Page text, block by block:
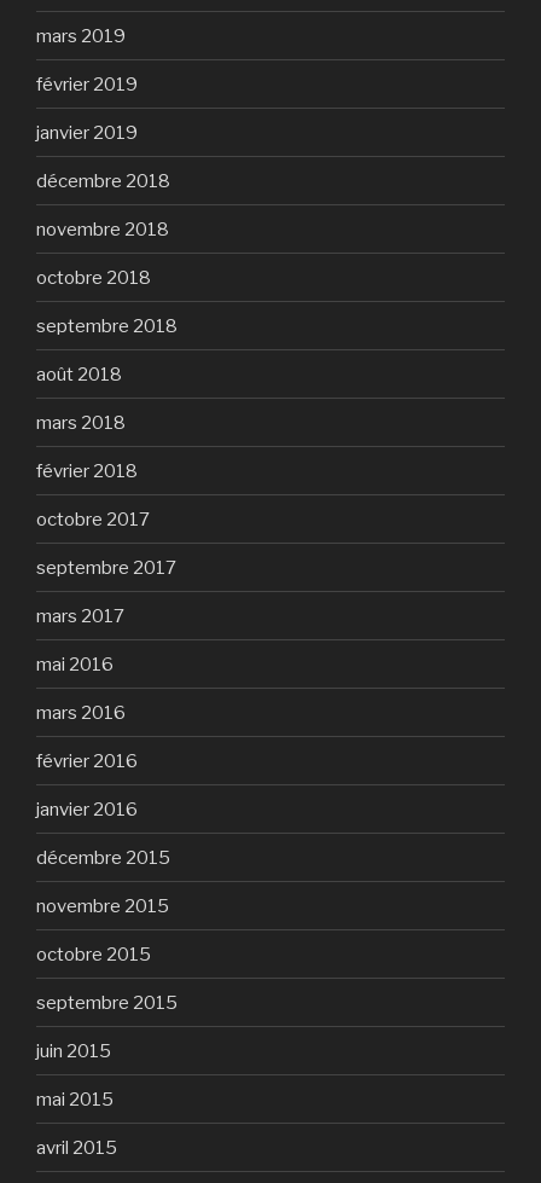
mars 2019
février 2019
janvier 2019
décembre 2018
novembre 2018
octobre 2018
septembre 2018
août 2018
mars 2018
février 2018
octobre 2017
septembre 2017
mars 2017
mai 2016
mars 2016
février 2016
janvier 2016
décembre 2015
novembre 2015
octobre 2015
septembre 2015
juin 2015
mai 2015
avril 2015